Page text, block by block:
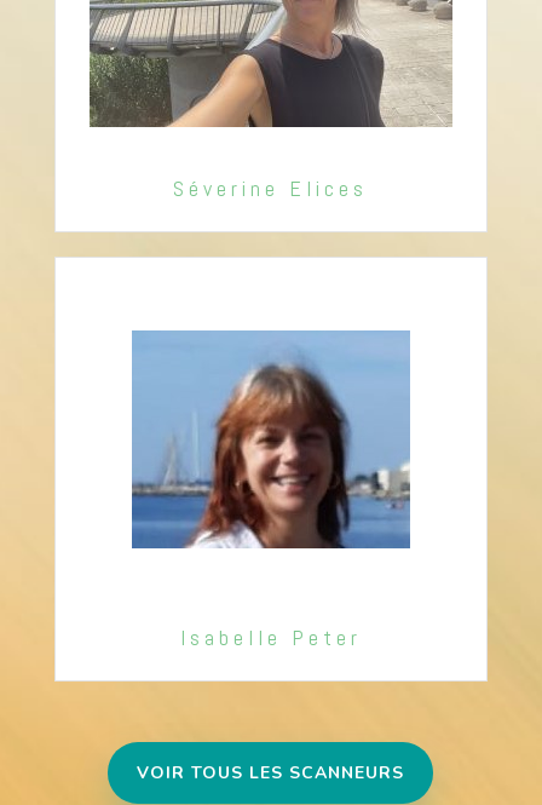
Séverine Elices
Isabelle Peter
VOIR TOUS LES SCANNEURS